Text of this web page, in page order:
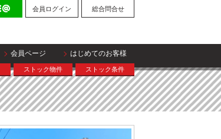
会員ログイン 総合問合せ
会員ページ はじめてのお客様
ストック物件 ストック条件